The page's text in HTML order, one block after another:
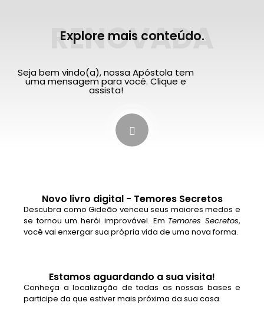
RENOVADA
Explore mais conteúdo.
Seja bem vindo(a), nossa Apóstola tem
uma mensagem para você. Clique e
assista!
Novo livro digital - Temores Secretos
Descubra como Gideão venceu seus maiores medos e
se tornou um herói improvável. Em Temores Secretos,
você vai enxergar sua própria vida de uma nova forma.
Estamos aguardando a sua visita!
Conheça a localização de todas as nossas bases e
participe da que estiver mais próxima da sua casa.